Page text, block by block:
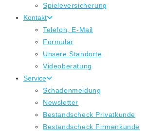
Spieleversicherung
Kontakt
Telefon, E-Mail
Formular
Unsere Standorte
Videoberatung
Service
Schadenmeldung
Newsletter
Bestandscheck Privatkunde
Bestandscheck Firmenkunde